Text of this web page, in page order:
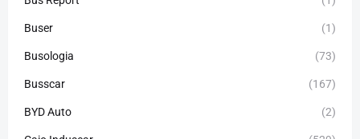
Buser (1)
Busologia (73)
Busscar (167)
BYD Auto (2)